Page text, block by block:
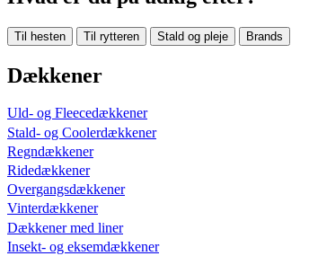
Til hesten Til rytteren Stald og pleje Brands
Dækkener
Uld- og Fleecedækkener
Stald- og Coolerdækkener
Regndækkener
Ridedækkener
Overgangsdækkener
Vinterdækkener
Dækkener med liner
Insekt- og eksemdækkener